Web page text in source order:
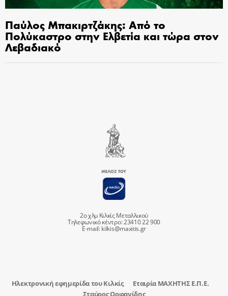
Παύλος Μπακιρτζάκης: Από το
Πολύκαστρο στην Ελβετία και τώρα στον
Λεβαδιακό
2ο χλμ Κιλκίς Μεταλλικού
Τηλεφωνικό κέντρο: 23410 22 900
E-mail:kilkis@maxitis.gr
Ηλεκτρονική εφημερίδα του Κιλκίς
Εταιρία ΜΑΧΗΤΗΣ Ε.Π.Ε.
Σταύρος Ορφανίδης